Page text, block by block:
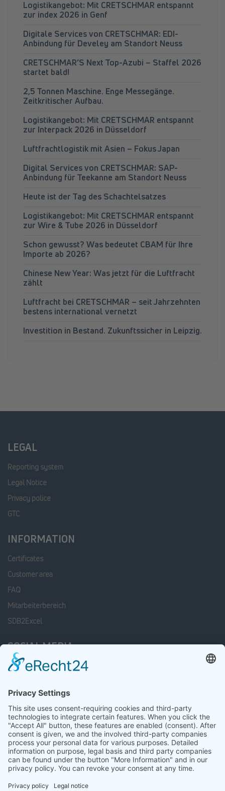
Logistikangebot: Mit CRETSCHMAR entspannt
zur index 2026 in Genf
Digitale Services von CRETSCHMAR: EDI-
Anbindung für Develey am Standort Neuss
CRETSCHMAR’S Next Top-Azubi – Staffel 2026
startet bald!
2,5 Tonnen Maschine. Enge Messegänge.
Zeitkritischer Aufbau.
Logistikangebot: Mit CRETSCHMAR entspannt
zur Interpack 2026 in Düsseldorf
Luftfrachtlogistik mit Asien – Fokus Japan
Digital Services von CRETSCHMAR: SAP-
Anbindung für Teekanne am Standort Neuss
Heute ist der Tag des Schachtelsatzes
Logistikangebot: Mit CRETSCHMAR entspannt
zur Wire & Tube 2026 in Düsseldorf
Schon gewusst? Was bedeutet CBAM für Ihre
Importe ab 2026?
Chinese New Year: Was jetzt für die Luftfracht
zählt
Luftfracht bei CRETSCHMAR – seit Jahrzehnten
bestens international vernetzt
Investition in Bestand. Zukunftssicher in Leipzig.
LEGAL
Reporting system
Legal Notice
Privacy police
GTC
INFORMATION
Certificates
Customer area
FAQ
Mitarbeiterbereich
SDB2Excel
SOCIAL MEDIA
Facebook
Linkedin
xing
LATEST JOB OFFERS
Mitarbeiter Wareneingang / Warenausgang (m/w/d)
23 July 2026